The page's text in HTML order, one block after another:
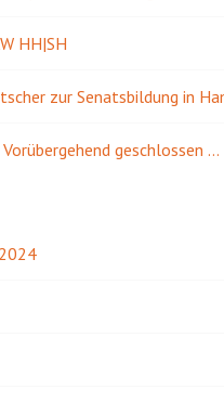
HH|SH
zur Senatsbildung in
geschlossen …